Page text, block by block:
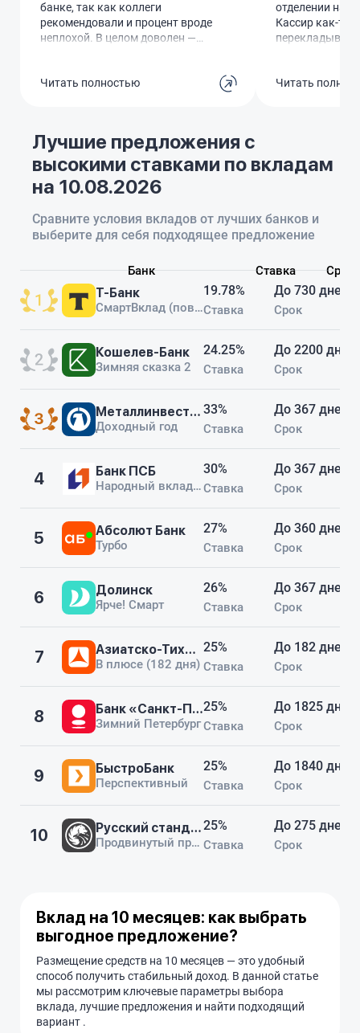
банке, так как коллеги
рекомендовали и процент вроде
неплохой. В целом доволен —
приложение, где можно
суммы, так что тот красивый 9%,
который меня привлёк, в итоге
оказался ниже. В других банках
бывают похожие условия, но тут
за приложение дополнительно
платить не надо, как в
без проблем, доверие к банку у
меня есть — зарплата раньше
шла сюда, так что спокойно
вложил. В целом всё нормально,
но внимательно изучайте
условия, потому что финальная
процентная ставка может
отличаться от той, что вы
сначала увидите.
Читать полностью
отделении на
Кассир как-то
перекладывала
когда уже
после такого
все счета.
Читать
Лучшие предложения с
высокими ставками по вкладам
на 10.08.2026
Сравните условия вкладов от лучших банков и
выберите для себя подходящее предложение
Банк Ставка Срок
Т-Банк
СмартВклад (повышенная ставка)
19.78%
Ставка
До 730 дней
Срок
Кошелев-Банк
Зимняя сказка 2
24.25%
Ставка
До 2200 дней
Срок
Металлинвестбанк
Доходный год
33%
Ставка
До 367 дней
Срок
4 Банк ПСБ
Народный вклад плюс
30%
Ставка
До 367 дней
Срок
5 Абсолют Банк
Турбо
27%
Ставка
До 360 дней
Срок
6 Долинск
Ярче! Смарт
26%
Ставка
До 367 дней
Срок
7 Азиатско-Тихоокеанский Банк
В плюсе (182 дня)
25%
Ставка
До 182 дней
Срок
8 Банк «Санкт-Петербург»
Зимний Петербург
25%
Ставка
До 1825 дней
Срок
9 БыстроБанк
Перспективный
25%
Ставка
До 1840 дней
Срок
10 Русский стандарт
Продвинутый процент (275 дней)
25%
Ставка
До 275 дней
Срок
Вклад на 10 месяцев: как выбрать
выгодное предложение?
Размещение средств на 10 месяцев — это удобный
способ получить стабильный доход. В данной статье
мы рассмотрим ключевые параметры выбора
вклада, лучшие предложения и найти подходящий
вариант .